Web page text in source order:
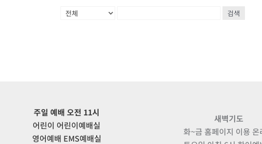
검색
주일 예배 오전 11시
어린이 어린이예배실
영어예배 EMS예배실
새벽기도
화~금 홈페이지 이용 온